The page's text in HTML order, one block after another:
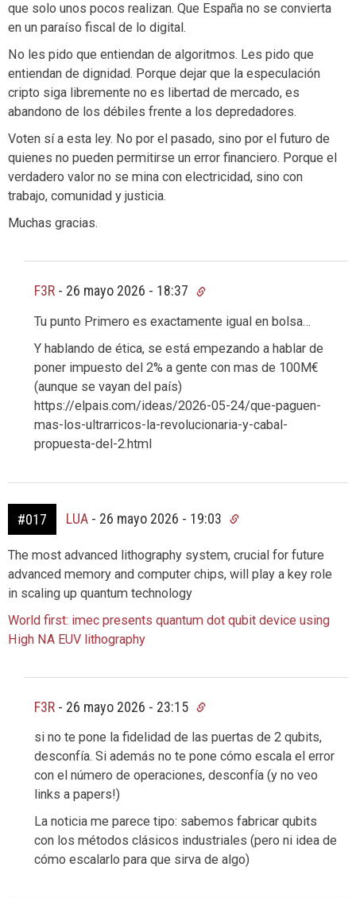
que solo unos pocos realizan. Que España no se convierta
en un paraíso fiscal de lo digital.
No les pido que entiendan de algoritmos. Les pido que
entiendan de dignidad. Porque dejar que la especulación
cripto siga libremente no es libertad de mercado, es
abandono de los débiles frente a los depredadores.
Voten sí a esta ley. No por el pasado, sino por el futuro de
quienes no pueden permitirse un error financiero. Porque el
verdadero valor no se mina con electricidad, sino con
trabajo, comunidad y justicia.
Muchas gracias.
F3R - 26 mayo 2026 - 18:37
Tu punto Primero es exactamente igual en bolsa…
Y hablando de ética, se está empezando a hablar de
poner impuesto del 2% a gente con mas de 100M€
(aunque se vayan del país)
https://elpais.com/ideas/2026-05-24/que-paguen-
mas-los-ultrarricos-la-revolucionaria-y-cabal-
propuesta-del-2.html
#017 LUA - 26 mayo 2026 - 19:03
The most advanced lithography system, crucial for future
advanced memory and computer chips, will play a key role
in scaling up quantum technology
World first: imec presents quantum dot qubit device using
High NA EUV lithography
F3R - 26 mayo 2026 - 23:15
si no te pone la fidelidad de las puertas de 2 qubits,
desconfía. Si además no te pone cómo escala el error
con el número de operaciones, desconfía (y no veo
links a papers!)
La noticia me parece tipo: sabemos fabricar qubits
con los métodos clásicos industriales (pero ni idea de
cómo escalarlo para que sirva de algo)